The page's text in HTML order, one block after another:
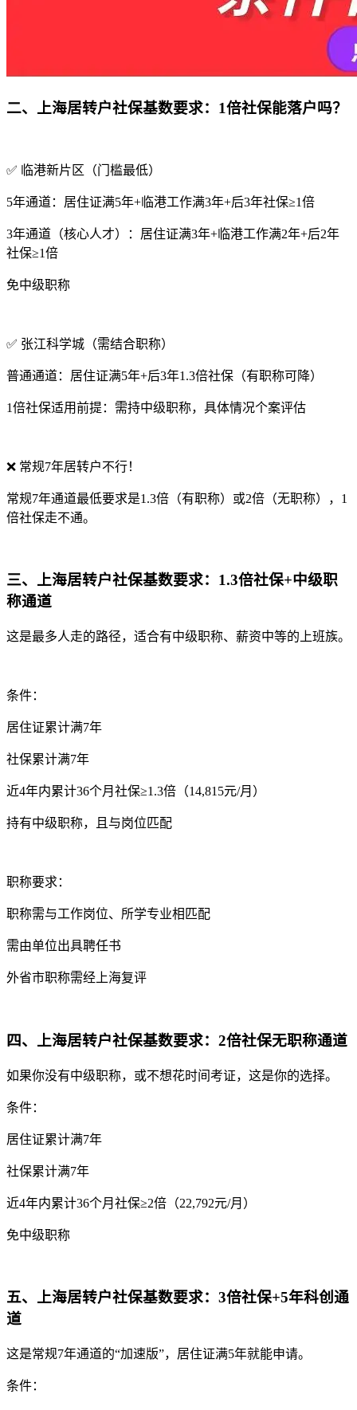
二、上海居转户社保基数要求：1倍社保能落户吗？
✅ 临港新片区（门槛最低）
5年通道：居住证满5年+临港工作满3年+后3年社保≥1倍
3年通道（核心人才）：居住证满3年+临港工作满2年+后2年
社保≥1倍
免中级职称
✅ 张江科学城（需结合职称）
普通通道：居住证满5年+后3年1.3倍社保（有职称可降）
1倍社保适用前提：需持中级职称，具体情况个案评估
❌ 常规7年居转户不行！
常规7年通道最低要求是1.3倍（有职称）或2倍（无职称），1
倍社保走不通。
三、上海居转户社保基数要求：1.3倍社保+中级职
称通道
这是最多人走的路径，适合有中级职称、薪资中等的上班族。
条件：
居住证累计满7年
社保累计满7年
近4年内累计36个月社保≥1.3倍（14,815元/月）
持有中级职称，且与岗位匹配
职称要求：
职称需与工作岗位、所学专业相匹配
需由单位出具聘任书
外省市职称需经上海复评
四、上海居转户社保基数要求：2倍社保无职称通道
如果你没有中级职称，或不想花时间考证，这是你的选择。
条件：
居住证累计满7年
社保累计满7年
近4年内累计36个月社保≥2倍（22,792元/月）
免中级职称
五、上海居转户社保基数要求：3倍社保+5年科创通
道
这是常规7年通道的“加速版”，居住证满5年就能申请。
条件：